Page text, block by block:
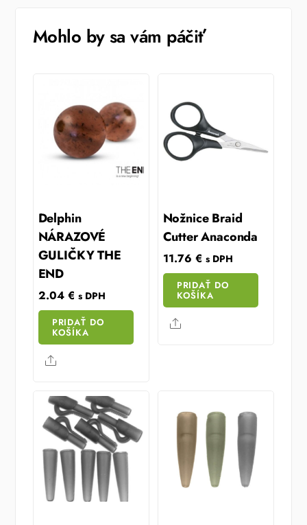
Mohlo by sa vám páčiť
Delphin
NÁRAZOVÉ
GULIČKY THE
END
2.04 € s DPH
PRIDAŤ DO
KOŠÍKA
Share
Nožnice Braid
Cutter Anaconda
11.76 € s DPH
PRIDAŤ DO
KOŠÍKA
Share